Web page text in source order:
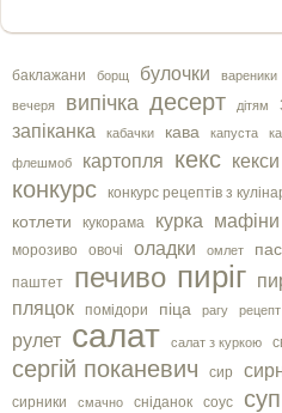
баклажани борщ булочки вареники
вечеря випічка десерт дітям
запіканка
кабачки кава капуста
флешмоб картопля кекс кекси
конкурс конкурс рецептів з
котлети кукорама курка мафіни
морозиво овочі оладки омлет
паштет
печиво пиріг
пляцок
помідори піца рагу рецепт
рулет салат салат з куркою
сергiй поканевич сир
сирники смачно сніданок соус суп